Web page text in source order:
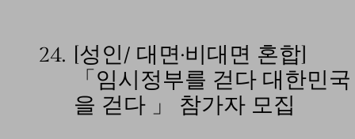
24. [성인/ 대면·비대면 혼합]
「임시정부를 걷다 대한민국
을 걷다 」 참가자 모집